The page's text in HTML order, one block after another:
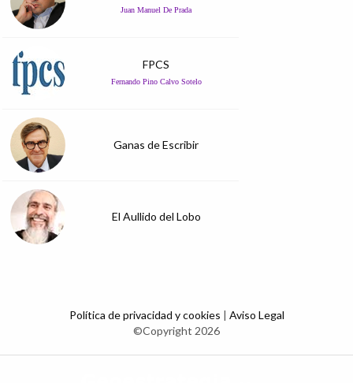
Juan Manuel De Prada
FPCS
Fernando Pino Calvo Sotelo
Ganas de Escribir
El Aullido del Lobo
Política de privacidad y cookies | Aviso Legal
©Copyright 2026